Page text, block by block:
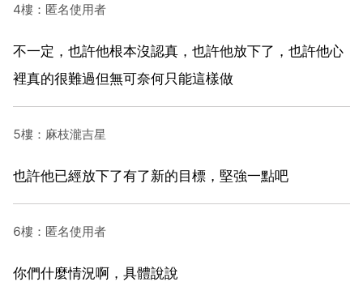
4樓：匿名使用者
不一定，也許他根本沒認真，也許他放下了，也許他心
裡真的很難過但無可奈何只能這樣做
5樓：麻枝瀧吉星
也許他已經放下了有了新的目標，堅強一點吧
6樓：匿名使用者
你們什麼情況啊，具體說說